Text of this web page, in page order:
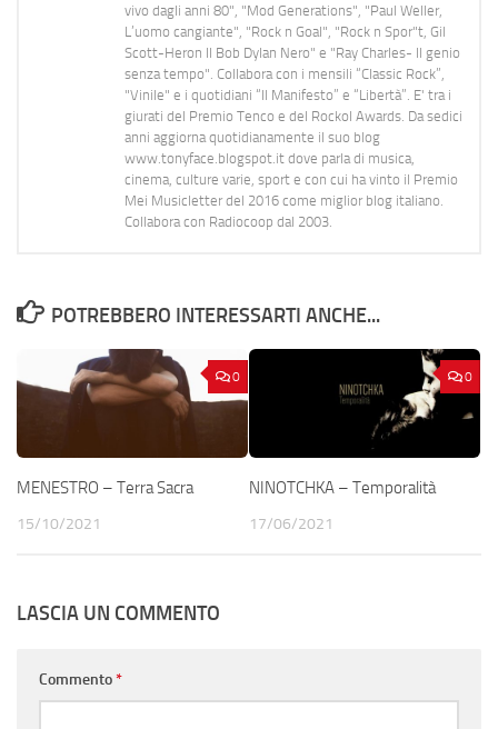
vivo dagli anni 80", "Mod Generations", "Paul Weller,
L’uomo cangiante", "Rock n Goal", "Rock n Spor"t, Gil
Scott-Heron Il Bob Dylan Nero" e "Ray Charles- Il genio
senza tempo". Collabora con i mensili “Classic Rock”,
"Vinile" e i quotidiani “Il Manifesto” e “Libertà”. E' tra i
giurati del Premio Tenco e del Rockol Awards. Da sedici
anni aggiorna quotidianamente il suo blog
www.tonyface.blogspot.it dove parla di musica,
cinema, culture varie, sport e con cui ha vinto il Premio
Mei Musicletter del 2016 come miglior blog italiano.
Collabora con Radiocoop dal 2003.
POTREBBERO INTERESSARTI ANCHE...
0
MENESTRO – Terra Sacra
15/10/2021
0
NINOTCHKA – Temporalità
17/06/2021
LASCIA UN COMMENTO
Commento*